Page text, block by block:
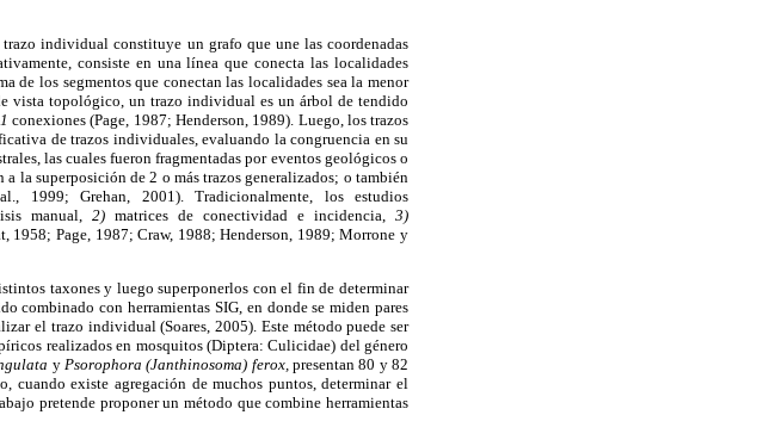
individual constituye un grafo que une las coordenadas
consiste en una línea que conecta las localidades
de los segmentos que conectan las localidades sea la menor
vista topológico, un trazo individual es un árbol de tendido
conexiones (Page, 1987; Henderson, 1989). Luego, los trazos
de trazos individuales, evaluando la congruencia en su
las cuales fueron fragmentadas por eventos geológicos o
la superposición de 2 o más trazos generalizados; o también
1999; Grehan, 2001). Tradicionalmente, los estudios
manual, 2) matrices de conectividad e incidencia, 3)
1958; Page, 1987; Craw, 1988; Henderson, 1989; Morrone y
taxones y luego superponerlos con el fin de determinar
combinado con herramientas SIG, en donde se miden pares
el trazo individual (Soares, 2005). Este método puede ser
realizados en mosquitos (Diptera: Culicidae) del género
y Psorophora (Janthinosoma) ferox, presentan 80 y 82
cuando existe agregación de muchos puntos, determinar el
pretende proponer un método que combine herramientas